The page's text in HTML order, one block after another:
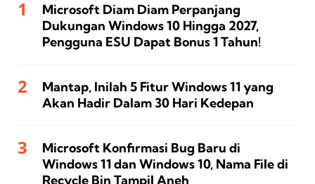
Microsoft Diam Diam Perpanjang
Dukungan Windows 10 Hingga 2027,
Pengguna ESU Dapat Bonus 1 Tahun!
Mantap, Inilah 5 Fitur Windows 11 yang
Akan Hadir Dalam 30 Hari Kedepan
Microsoft Konfirmasi Bug Baru di
Windows 11 dan Windows 10, Nama File di
Recycle Bin Tampil Aneh